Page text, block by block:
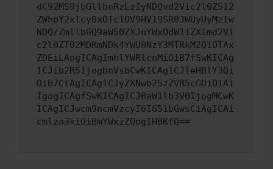
dC92MS9jbGllbnRzLzIyNDQvd2Vic2l0ZS12
ZWhpY2xlcy8xOTc1OV9HV19SR0JWUyUyMzIw
NDQ/ZmllbGQ9aW50ZXJuYWxOdW1iZXImd2Vi
c2l0ZT02MDRmNDk4YWU0NzY3MTRkM2Q1OTAx
ZDEiLAogICAgImhlYWRlcnMiOiB7fSwKICAg
ICJib2R5IjogbnVsbCwKICAgICJleHBlY3Qi
OiB7CiAgICAgICJyZXNwb25zZVR5cGUiOiAi
IgogICAgfSwKICAgICJ0aW1lb3V0IjogMCwK
ICAgICJwcm9ncmVzcyI6IG51bGwsCiAgICAi
cmlza3kiOiBmYWxzZQogIH0KfQ==